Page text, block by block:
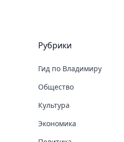
Рубрики
Гид по Владимиру
Общество
Культура
Экономика